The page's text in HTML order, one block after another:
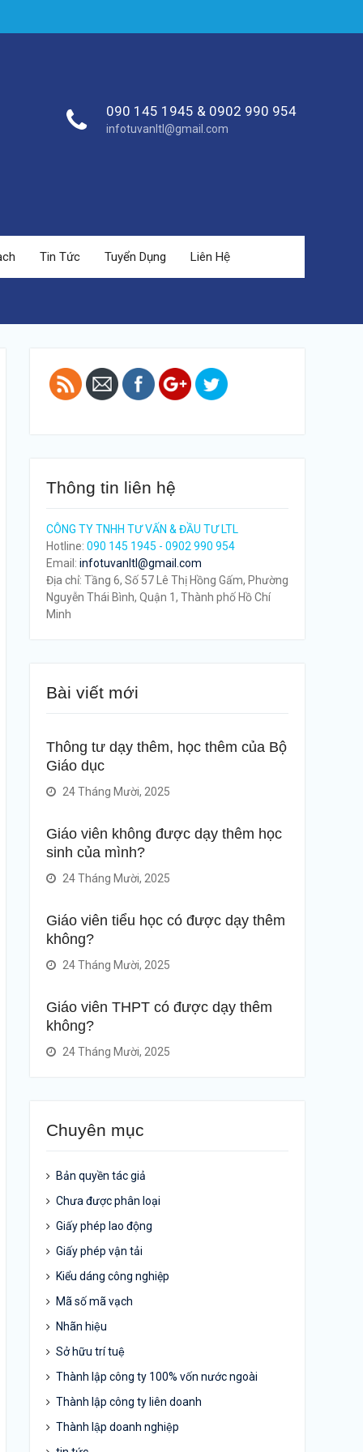
090 145 1945 & 0902 990 954
infotuvanltl@gmail.com
Tin Tức Tuyển Dụng Liên Hệ
https://tuvanltl.com/lam-
Thông tin liên hệ
CÔNG TY TNHH TƯ VẤN & ĐẦU TƯ LTL
Hotline: 090 145 1945 - 0902 990 954
Email: infotuvanltl@gmail.com
Địa chỉ: Tầng 6, Số 57 Lê Thị Hồng Gấm, Phường
Nguyễn Thái Bình, Quận 1, Thành phố Hồ Chí
Minh
Bài viết mới
Thông tư dạy thêm, học thêm của Bộ
Giáo dục
24 Tháng Mười, 2025
Giáo viên không được dạy thêm học
sinh của mình?
24 Tháng Mười, 2025
Giáo viên tiểu học có được dạy thêm
không?
24 Tháng Mười, 2025
Giáo viên THPT có được dạy thêm
không?
24 Tháng Mười, 2025
Chuyên mục
Bản quyền tác giả
Chưa được phân loại
Giấy phép lao động
Giấy phép vận tải
Kiểu dáng công nghiệp
Mã số mã vạch
Nhãn hiệu
Sở hữu trí tuệ
Thành lập công ty 100% vốn nước ngoài
Thành lập công ty liên doanh
Thành lập doanh nghiệp